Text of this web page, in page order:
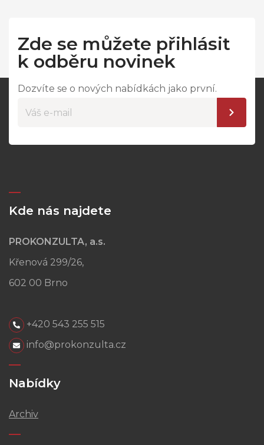
Zde se můžete přihlásit
k odběru novinek
Dozvíte se o nových nabídkách jako první.
Kde nás najdete
PROKONZULTA, a.s.
Křenová 299/26,
602 00 Brno
+420 543 255 515
info@prokonzulta.cz
Nabídky
Archiv